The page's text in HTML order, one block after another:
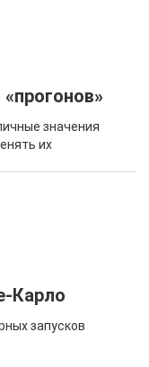
значения
их
Карло
запусков